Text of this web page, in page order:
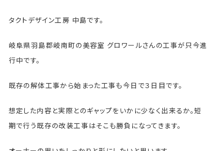
タクトデザイン工房 中島です。
岐阜県羽島郡岐南町の美容室 グロワールさんの工事が只今進
行中です。
既存の解体工事から始まった工事も今日で３日目です。
想定した内容と実際とのギャップをいかに少なく出来るか。短
期で行う既存の改装工事はそこも勝負になってきます。